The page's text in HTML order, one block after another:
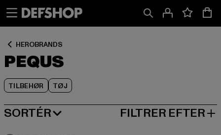
HEROBRANDS
PEQUS
TILBEHØR TØJ
SORTÉR
MEST POPULÆRE FILTRER EFTER